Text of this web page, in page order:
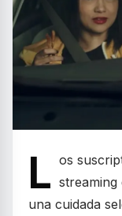
L os
streaming
una cuidada